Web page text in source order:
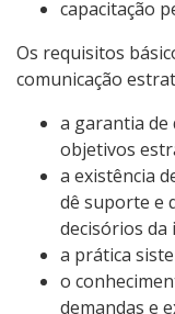
capacitação
Os requisitos
comunicação
a garantia de
objetivos
a existência
dê suporte e
decisórios da
a prática
o
demandas e